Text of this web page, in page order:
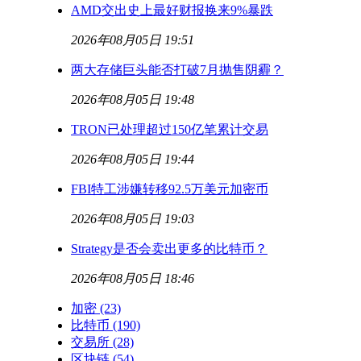
AMD交出史上最好财报换来9%暴跌
2026年08月05日 19:51
两大存储巨头能否打破7月抛售阴霾？
2026年08月05日 19:48
TRON已处理超过150亿笔累计交易
2026年08月05日 19:44
FBI特工涉嫌转移92.5万美元加密币
2026年08月05日 19:03
Strategy是否会卖出更多的比特币？
2026年08月05日 18:46
加密 (23)
比特币 (190)
交易所 (28)